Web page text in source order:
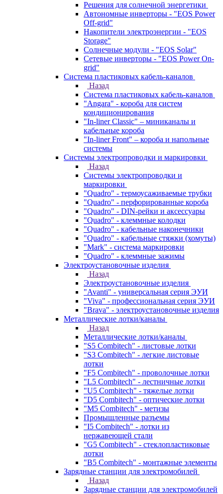
Решения для солнечной энергетики
Автономные инверторы - "EOS Power
Off-grid"
Накопители электроэнергии - "EOS
Storage"
Солнечные модули - "EOS Solar"
Сетевые инверторы - "EOS Power On-
grid"
Система пластиковых кабель-каналов
Назад
Система пластиковых кабель-каналов
"Angara" - короба для систем
кондиционирования
"In-liner Classic" – миниканалы и
кабельные короба
"In-liner Front" – короба и напольные
системы
Системы электропроводки и маркировки
Назад
Системы электропроводки и
маркировки
"Quadro" - термоусаживаемые трубки
"Quadro" - перфорированные короба
"Quadro" - DIN-рейки и аксессуары
"Quadro" - клеммные колодки
"Quadro" - кабельные наконечники
"Quadro" - кабельные стяжки (хомуты)
"Mark" - система маркировки
"Quadro" - клеммные зажимы
Электроустановочные изделия
Назад
Электроустановочные изделия
"Avanti" - универсальная серия ЭУИ
"Viva" - профессиональная серия ЭУИ
"Brava" - электроустановочные изделия
Металлические лотки/каналы
Назад
Металлические лотки/каналы
"S5 Combitech" - листовые лотки
"S3 Combitech" - легкие листовые
лотки
"F5 Combitech" - проволочные лотки
"L5 Combitech" - лестничные лотки
"U5 Combitech" - тяжелые лотки
"D5 Combitech" - оптические лотки
"M5 Combitech" - метизы
Промышленные разъемы
"I5 Combitech" - лотки из
нержавеющей стали
"G5 Combitech" - стеклопластиковые
лотки
"B5 Combitech" - монтажные элементы
Зарядные станции для электромобилей
Назад
Зарядные станции для электромобилей